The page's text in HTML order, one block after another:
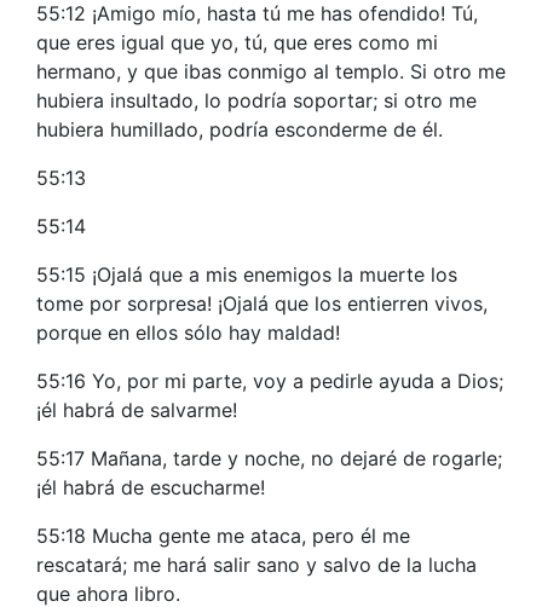
55:12 ¡Amigo mío, hasta tú me has ofendido! Tú,
que eres igual que yo, tú, que eres como mi
hermano, y que ibas conmigo al templo. Si otro me
hubiera insultado, lo podría soportar; si otro me
hubiera humillado, podría esconderme de él.
55:13
55:14
55:15 ¡Ojalá que a mis enemigos la muerte los
tome por sorpresa! ¡Ojalá que los entierren vivos,
porque en ellos sólo hay maldad!
55:16 Yo, por mi parte, voy a pedirle ayuda a Dios;
¡él habrá de salvarme!
55:17 Mañana, tarde y noche, no dejaré de rogarle;
¡él habrá de escucharme!
55:18 Mucha gente me ataca, pero él me
rescatará; me hará salir sano y salvo de la lucha
que ahora libro.